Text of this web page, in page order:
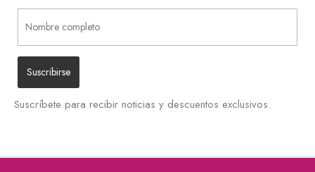
Suscríbete para recibir noticias y descuentos exclusivos.